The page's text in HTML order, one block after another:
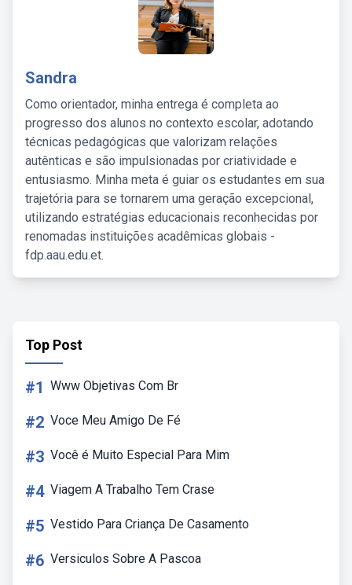
Sandra
Como orientador, minha entrega é completa ao
progresso dos alunos no contexto escolar, adotando
técnicas pedagógicas que valorizam relações
autênticas e são impulsionadas por criatividade e
entusiasmo. Minha meta é guiar os estudantes em sua
trajetória para se tornarem uma geração excepcional,
utilizando estratégias educacionais reconhecidas por
renomadas instituições acadêmicas globais -
fdp.aau.edu.et.
Top Post
#1 Www Objetivas Com Br
#2 Voce Meu Amigo De Fé
#3 Você é Muito Especial Para Mim
#4 Viagem A Trabalho Tem Crase
#5 Vestido Para Criança De Casamento
#6 Versiculos Sobre A Pascoa